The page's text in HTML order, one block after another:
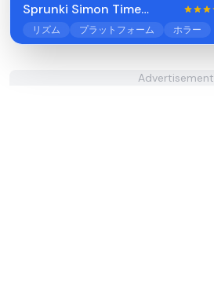
Sprunki Simon Time
PHASE 3
リズム プラットフォーム ホラー
Advertisement